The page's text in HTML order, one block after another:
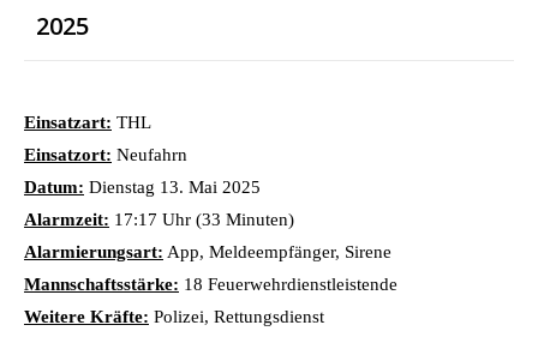
2025
Einsatzart: THL
Einsatzort: Neufahrn
Datum: Dienstag 13. Mai 2025
Alarmzeit: 17:17 Uhr (33 Minuten)
Alarmierungsart: App, Meldeempfänger, Sirene
Mannschaftsstärke: 18 Feuerwehrdienstleistende
Weitere Kräfte: Polizei, Rettungsdienst